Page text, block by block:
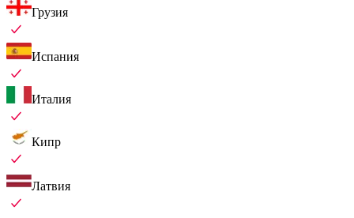
Грузия
Испания
Италия
Кипр
Латвия